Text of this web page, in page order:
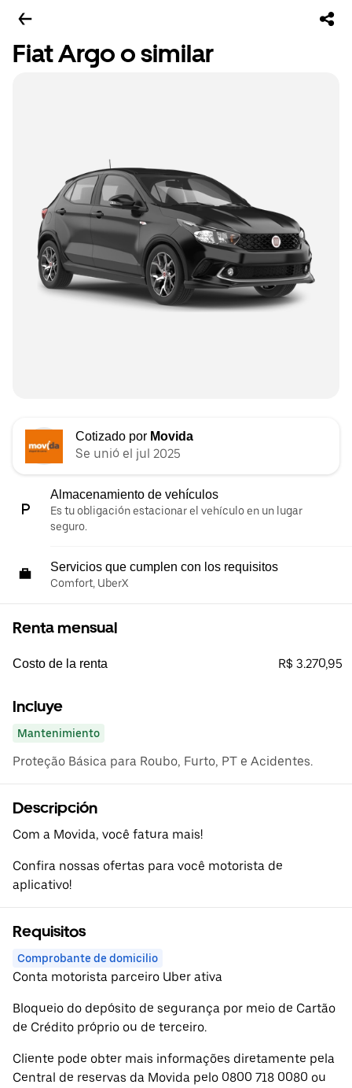
Fiat Argo o similar
Cotizado por Movida
Se unió el jul 2025
Almacenamiento de vehículos
Es tu obligación estacionar el vehículo en un lugar
seguro.
Servicios que cumplen con los requisitos
Comfort, UberX
Renta mensual
Costo de la renta R$ 3.270,95
Incluye
Mantenimiento
Proteção Básica para Roubo, Furto, PT e Acidentes.
Descripción
Com a Movida, você fatura mais!
Confira nossas ofertas para você motorista de
aplicativo!
Requisitos
Comprobante de domicilio
Conta motorista parceiro Uber ativa
Bloqueio do depósito de segurança por meio de Cartão
de Crédito próprio ou de terceiro.
Cliente pode obter mais informações diretamente pela
Central de reservas da Movida pelo 0800 718 0080 ou